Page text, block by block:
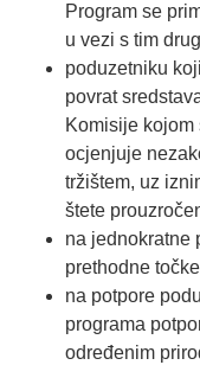
Program se
u vezi s tim
poduzetniku
povrat
Komisije
ocjenjuje
tržištem, uz
štete
na jednokratne
prethodne
na potpore
programa
određenim